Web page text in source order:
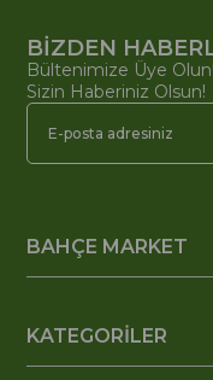
BİZDEN
Bültenimize Üye
Sizin Haberiniz Olsun!
BAHÇE MARKET
KATEGORİLER